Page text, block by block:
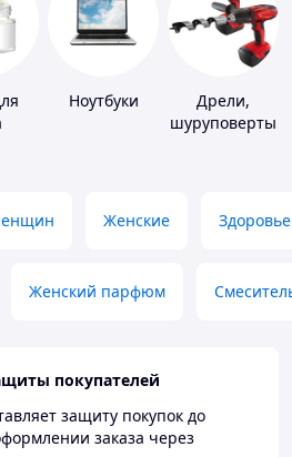
Ноутбуки
Дрели,
шуруповерты
Женские Здоровье
Женский парфюм
покупателей
защиту покупок до
заказа через